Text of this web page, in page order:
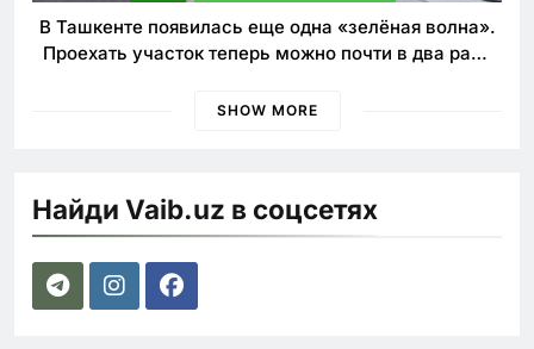
В Ташкенте появилась еще одна «зелёная волна».
Проехать участок теперь можно почти в два раза
SHOW MORE
Найди Vaib.uz в соцсетях